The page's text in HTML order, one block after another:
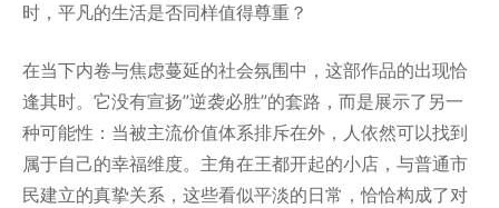
时，平凡的生活是否同样值得尊重？
在当下内卷与焦虑蔓延的社会氛围中，这部作品的出现恰
逢其时。它没有宣扬”逆袭必胜”的套路，而是展示了另一
种可能性：当被主流价值体系排斥在外，人依然可以找到
属于自己的幸福维度。主角在王都开起的小店，与普通市
民建立的真挚关系，这些看似平淡的日常，恰恰构成了对